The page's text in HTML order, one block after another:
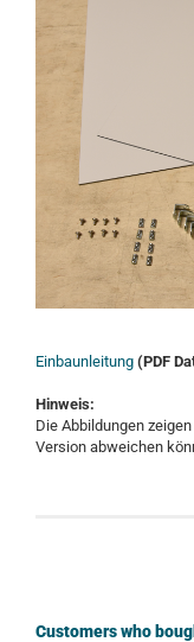
Einbaunleitung (PDF
Hinweis:
Die Abbildungen
Version abweichen
Customers who